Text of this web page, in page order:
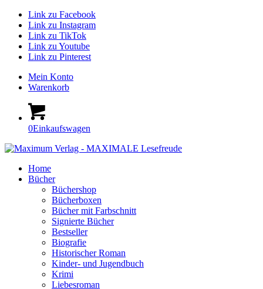
Link zu Facebook
Link zu Instagram
Link zu TikTok
Link zu Youtube
Link zu Pinterest
Mein Konto
Warenkorb
0Einkaufswagen
Home
Bücher
Büchershop
Bücherboxen
Bücher mit Farbschnitt
Signierte Bücher
Bestseller
Biografie
Historischer Roman
Kinder- und Jugendbuch
Krimi
Liebesroman